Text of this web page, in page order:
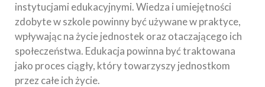
instytucjami edukacyjnymi. Wiedza i umiejętności
zdobyte w szkole powinny być używane w praktyce,
wpływając na życie jednostek oraz otaczającego ich
społeczeństwa. Edukacja powinna być traktowana
jako proces ciągły, który towarzyszy jednostkom
przez całe ich życie.